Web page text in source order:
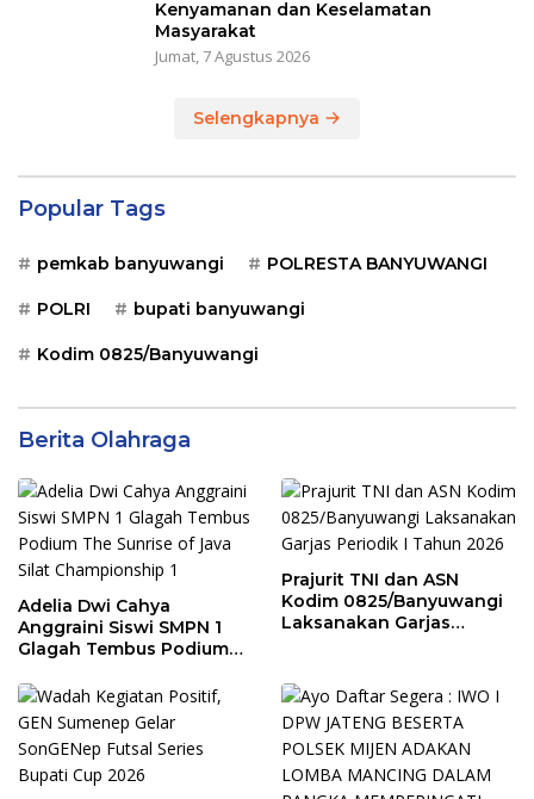
Kenyamanan dan Keselamatan
Masyarakat
Jumat, 7 Agustus 2026
Selengkapnya
Popular Tags
pemkab banyuwangi POLRESTA BANYUWANGI
POLRI bupati banyuwangi
Kodim 0825/Banyuwangi
Berita Olahraga
Adelia Dwi Cahya
Anggraini Siswi SMPN 1
Glagah Tembus Podium
Championship 1
Prajurit TNI dan ASN
Kodim 0825/Banyuwangi
Laksanakan Garjas